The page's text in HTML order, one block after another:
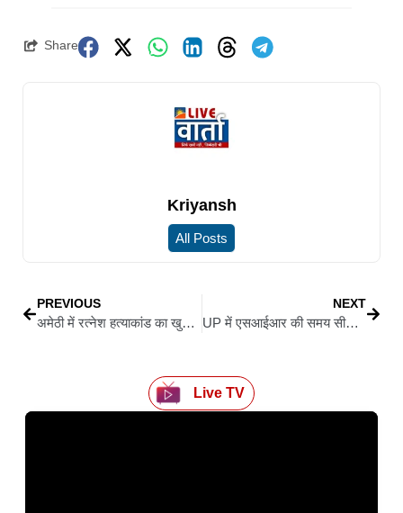
Share
Kriyansh
All Posts
PREVIOUS
अमेठी में रत्नेश हत्याकांड का खुलासा, फरार तीन अभियुक्त गिरफ्तार
NEXT
UP में एसआईआर की समय सीमा बढ़ी, अब 6 जनवरी को होगा मतदाता सूची का आलेख्य प्रकाशन
Live TV